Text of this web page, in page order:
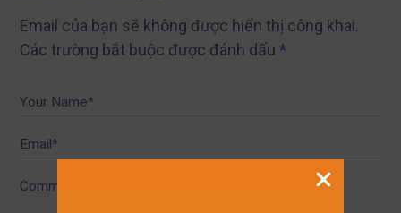
Email của bạn sẽ không được hiển thị công khai.
Các trường bắt buộc được đánh dấu*
Your Name*
Email*
Comment